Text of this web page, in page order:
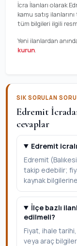
İcra İlanları olarak
kamu satış
tüm bilgileri ilgili
Yeni ilanlardan
kurun.
SIK SORULAN
Edremit
cevaplar
Edremit
Edremit
takip edebilir;
kaynak
İlçe bazlı
edilmeli?
Fiyat, ihale
veya araç